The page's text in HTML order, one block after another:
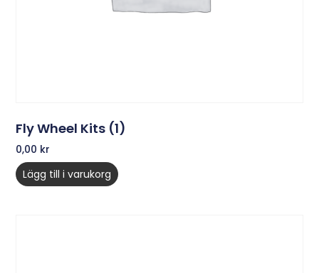
Fly Wheel Kits (1)
0,00 kr
Lägg till i varukorg